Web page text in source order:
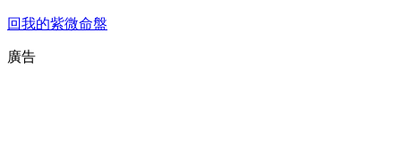
回我的紫微命盤
廣告